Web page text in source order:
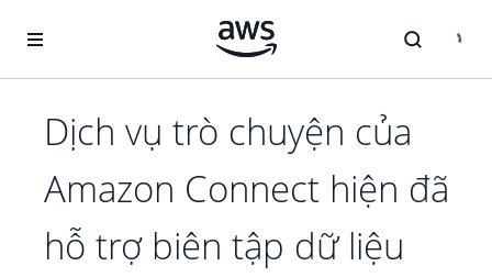
Dịch vụ trò chuyện của
Amazon Connect hiện đã
hỗ trợ biên tập dữ liệu